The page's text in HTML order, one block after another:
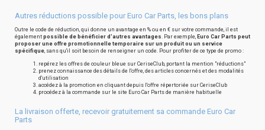
Autres réductions possible pour Euro Car Parts, les bons plans
Outre le code de réduction, qui donne un avantage en % ou en € sur votre commande, il est
également possible de bénéficier d'autres avantages. Par exemple, Euro Car Parts peut
proposer une offre promotionnelle temporaire sur un produit ou un service
spécifique, sans qu'il soit besoin de renseigner un code. Pour profiter de ce type de promo :
repérez les offres de couleur bleue sur CeriseClub, portant la mention "réductions"
prenez connaissance des détails de l'offre, des articles concernés et des modalités
d'utilisation
accédez à la promotion en cliquant depuis l'offre répertoriée sur CeriseClub
procédez à la commande sur le site Euro Car Parts de manière habituelle
La livraison offerte, recevoir gratuitement sa commande Euro Car
Parts